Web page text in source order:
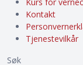
Kontakt
Tjenestevilkår
Søk